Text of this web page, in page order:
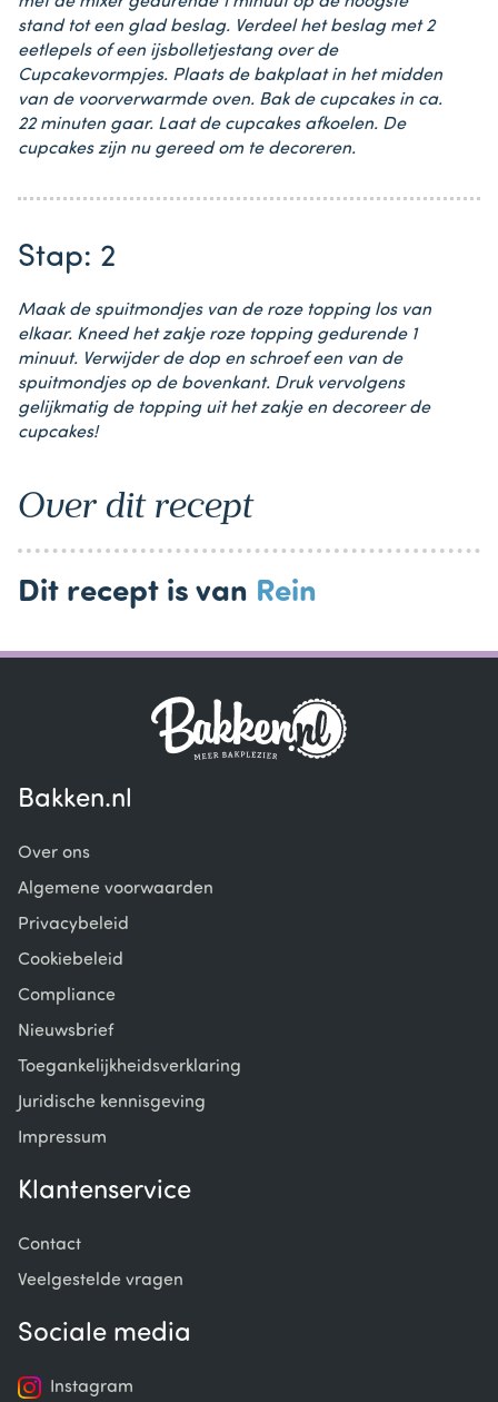
stand tot een glad beslag. Verdeel het beslag met 2
eetlepels of een ijsbolletjestang over de
Cupcakevormpjes. Plaats de bakplaat in het midden
van de voorverwarmde oven. Bak de cupcakes in ca.
22 minuten gaar. Laat de cupcakes afkoelen. De
cupcakes zijn nu gereed om te decoreren.
Stap: 2
Maak de spuitmondjes van de roze topping los van
elkaar. Kneed het zakje roze topping gedurende 1
minuut. Verwijder de dop en schroef een van de
spuitmondjes op de bovenkant. Druk vervolgens
gelijkmatig de topping uit het zakje en decoreer de
cupcakes!
Over dit recept
Dit recept is van Rein
Bakken.nl
Over ons
Algemene voorwaarden
Privacybeleid
Cookiebeleid
Compliance
Nieuwsbrief
Toegankelijkheidsverklaring
Juridische kennisgeving
Impressum
Klantenservice
Contact
Veelgestelde vragen
Sociale media
Instagram